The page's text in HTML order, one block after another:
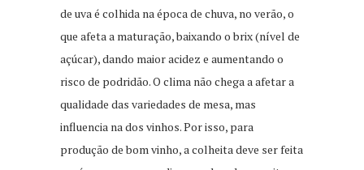
de uva é colhida na época de chuva, no verão, o
que afeta a maturação, baixando o brix (nível de
açúcar), dando maior acidez e aumentando o
risco de podridão. O clima não chega a afetar a
qualidade das variedades de mesa, mas
influencia na dos vinhos. Por isso, para
produção de bom vinho, a colheita deve ser feita